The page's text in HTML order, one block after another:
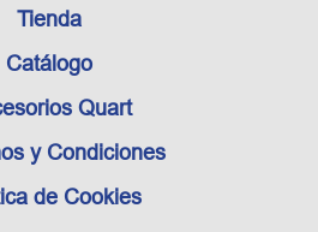
Tienda
Catálogo
Quart
y Condiciones
de Cookies